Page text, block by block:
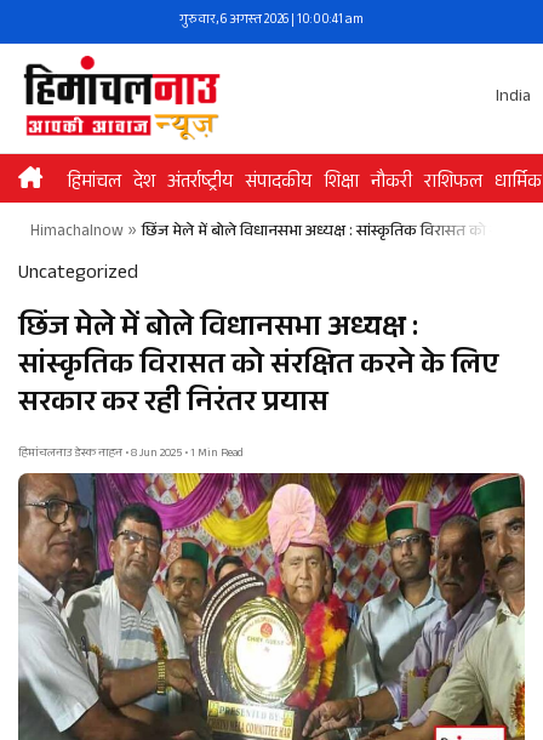
to
content
गुरुवार, 6 अगस्त 2026 | 10:00:41 am
India
हिमांचल देश अंतर्राष्ट्रीय संपादकीय शिक्षा नौकरी राशिफल धार्मिक
Himachalnow» छिंज मेले में बोले विधानसभा अध्यक्ष : सांस्कृतिक विरासत को
Uncategorized
छिंज मेले में बोले विधानसभा अध्यक्ष :
सांस्कृतिक विरासत को संरक्षित करने के लिए
सरकार कर रही निरंतर प्रयास
हिमांचलनाउ डेस्क नाहन • 8 Jun 2025 • 1 Min Read